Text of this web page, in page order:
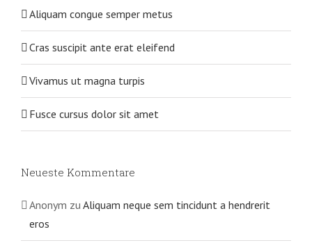
Aliquam congue semper metus
Cras suscipit ante erat eleifend
Vivamus ut magna turpis
Fusce cursus dolor sit amet
Neueste Kommentare
Anonym zu Aliquam neque sem tincidunt a hendrerit
eros